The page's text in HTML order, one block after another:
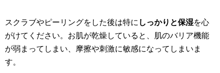
スクラブやピーリングをした後は特に しっかりと保湿を心
がけてください。お肌が乾燥していると、肌のバリア機能
が弱まってしまい、摩擦や刺激に敏感になってしまいま
す。